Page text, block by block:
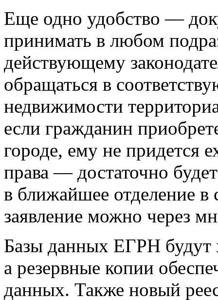
Еще одно удобство —
принимать в любом
действующему
обращаться в
недвижимости
если гражданин
городе, ему не придется
права — достаточно
в ближайшее отделение в
заявление можно через
Базы данных ЕГРН будут
а резервные копии
данных. Также новый